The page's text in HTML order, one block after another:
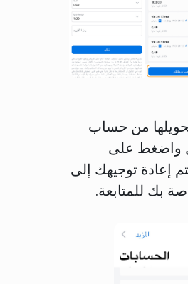
من حساب
واضغط على
إعادة توجيهك إلى
بك للمتابعة.